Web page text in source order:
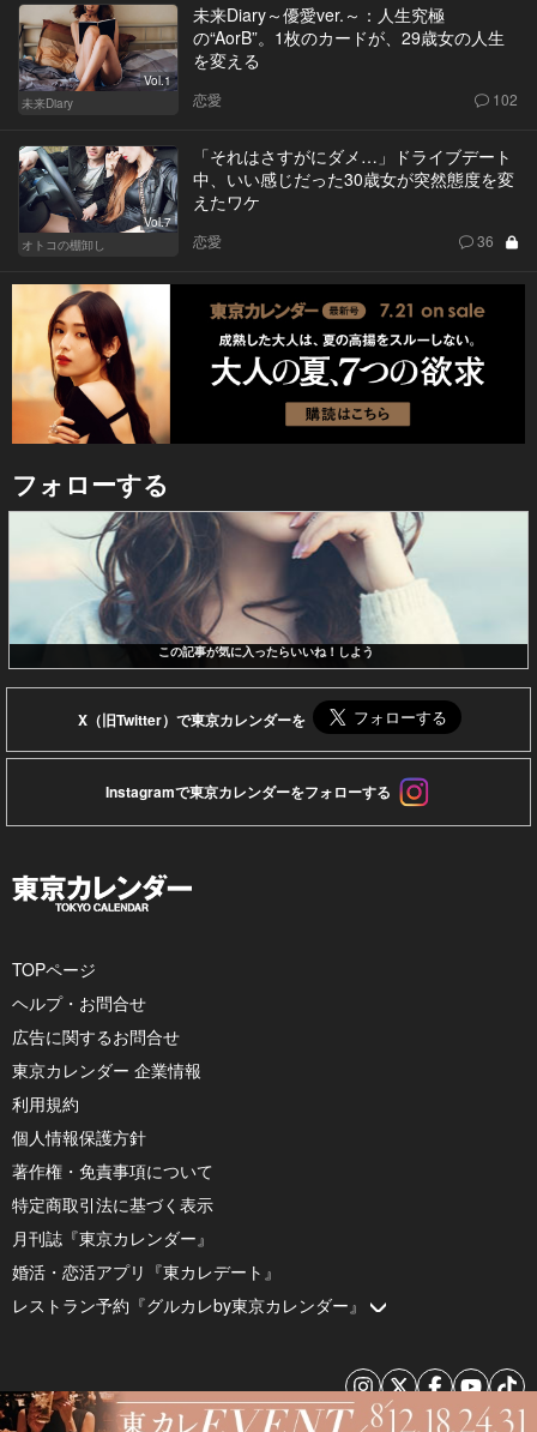
Vol.1
未来Diary
未来Diary～優愛ver.～：人生究極
の“AorB”。1枚のカードが、29歳女の人生
を変える
恋愛 102
Vol.7
オトコの棚卸し
「それはさすがにダメ…」ドライブデート
中、いい感じだった30歳女が突然態度を変
えたワケ
恋愛 36
フォローする
この記事が気に入ったらいいね！しよう
X（旧Twitter）で東京カレンダーを
Instagramで東京カレンダーをフォローする
TOPページ
ヘルプ・お問合せ
広告に関するお問合せ
東京カレンダー 企業情報
利用規約
個人情報保護方針
著作権・免責事項について
特定商取引法に基づく表示
月刊誌『東京カレンダー』
婚活・恋活アプリ『東カレデート』
レストラン予約『グルカレby東京カレンダー』
© 2026 by Tokyo Calendar, Inc.